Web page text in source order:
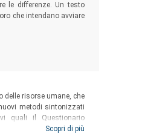
le differenze. Un testo
che intendano avviare
delle risorse umane, che
metodi sintonizzati
quali il Questionario
alla pianificazione delle
Scopri di più